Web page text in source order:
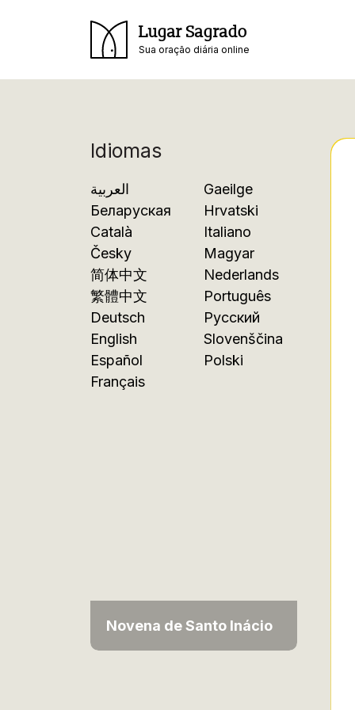
Lugar Sagrado
Sua oração diária online
Idiomas
العربية
Беларуская
Català
Česky
简体中文
繁體中文
Deutsch
English
Español
Français
Gaeilge
Hrvatski
Italiano
Magyar
Nederlands
Português
Русский
Slovenščina
Polski
Novena de Santo Inácio